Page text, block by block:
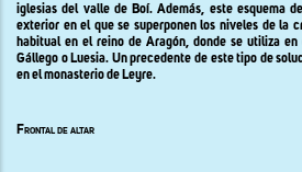
iglesias del valle de Boí. Además, este esquema
exterior en el que se superponen los niveles de la
habitual en el reino de Aragón, donde se utiliza
Gállego o Luesia. Un precedente de este tipo de
en el monasterio de Leyre.
Frontal de altar